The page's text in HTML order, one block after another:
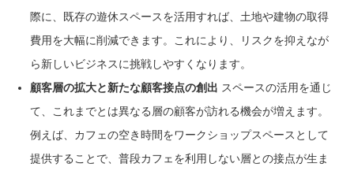
際に、既存の遊休スペースを活用すれば、土地や建物の取得
費用を大幅に削減できます。これにより、リスクを抑えなが
ら新しいビジネスに挑戦しやすくなります。
顧客層の拡大と新たな顧客接点の創出 スペースの活用を通じ
て、これまでとは異なる層の顧客が訪れる機会が増えます。
例えば、カフェの空き時間をワークショップスペースとして
提供することで、普段カフェを利用しない層との接点が生ま